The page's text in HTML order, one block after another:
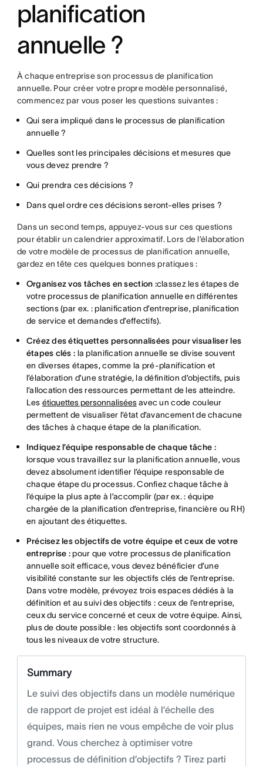
planification
annuelle ?
À chaque entreprise son processus de planification
annuelle. Pour créer votre propre modèle personnalisé,
commencez par vous poser les questions suivantes :
Qui sera impliqué dans le processus de planification
annuelle ?
Quelles sont les principales décisions et mesures que
vous devez prendre ?
Qui prendra ces décisions ?
Dans quel ordre ces décisions seront-elles prises ?
Dans un second temps, appuyez-vous sur ces questions
pour établir un calendrier approximatif. Lors de l’élaboration
de votre modèle de processus de planification annuelle,
gardez en tête ces quelques bonnes pratiques :
Organisez vos tâches en section :classez les étapes de
votre processus de planification annuelle en différentes
sections (par ex. : planification d’entreprise, planification
de service et demandes d’effectifs).
Créez des étiquettes personnalisées pour visualiser les
étapes clés : la planification annuelle se divise souvent
en diverses étapes, comme la pré-planification et
l’élaboration d’une stratégie, la définition d’objectifs, puis
l’allocation des ressources permettant de les atteindre.
Les étiquettes personnaliséesavec un code couleur
permettent de visualiser l’état d’avancement de chacune
des tâches à chaque étape de la planification.
Indiquez l’équipe responsable de chaque tâche :
lorsque vous travaillez sur la planification annuelle, vous
devez absolument identifier l’équipe responsable de
chaque étape du processus. Confiez chaque tâche à
l’équipe la plus apte à l’accomplir (par ex. : équipe
chargée de la planification d’entreprise, financière ou RH)
en ajoutant des étiquettes.
Précisez les objectifs de votre équipe et ceux de votre
entreprise :pour que votre processus de planification
annuelle soit efficace, vous devez bénéficier d’une
visibilité constante sur les objectifs clés de l’entreprise.
Dans votre modèle, prévoyez trois espaces dédiés à la
définition et au suivi des objectifs : ceux de l’entreprise,
ceux du service concerné et ceux de votre équipe. Ainsi,
plus de doute possible : les objectifs sont coordonnés à
tous les niveaux de votre structure.
Summary
Le suivi des objectifs dans un modèle numérique
de rapport de projet est idéal à l’échelle des
équipes, mais rien ne vous empêche de voir plus
grand. Vous cherchez à optimiser votre
processus de définition d’objectifs ? Tirez parti